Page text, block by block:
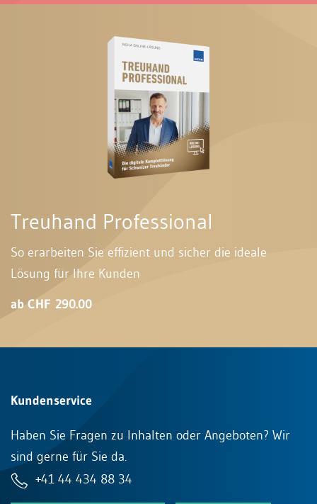
Treuhand Professional
So erarbeiten Sie effizient und sicher die ideale
Lösung für Ihre Kunden
ab CHF 290.00
Kundenservice
Haben Sie Fragen zu Inhalten oder Angeboten? Wir
sind gerne für Sie da.
+41 44 434 88 34